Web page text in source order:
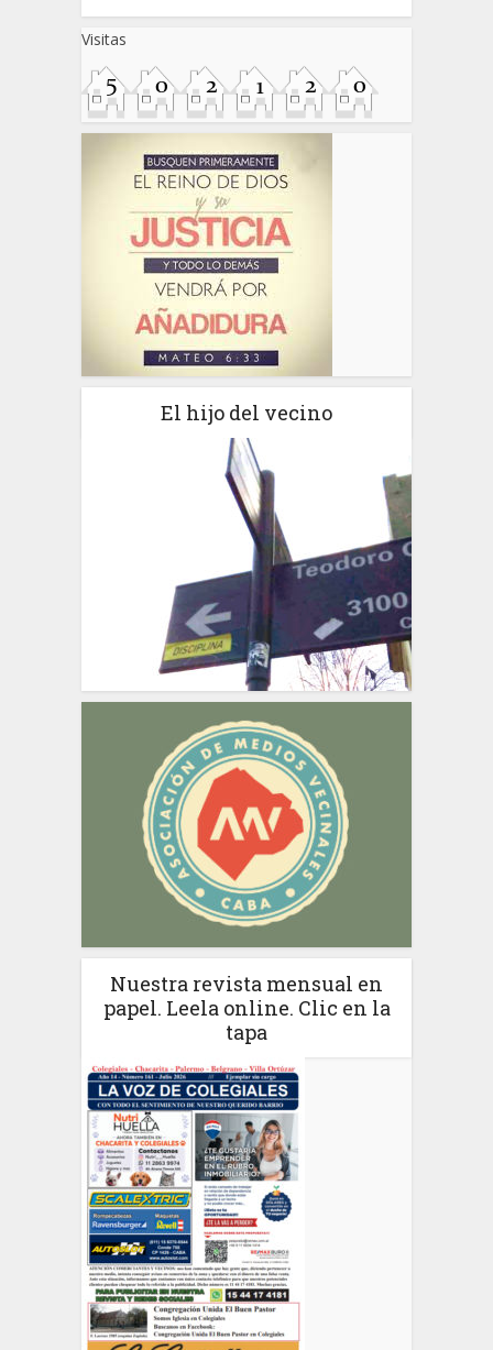
Visitas
El hijo del vecino
Nuestra revista mensual en
papel. Leela online. Clic en la
tapa